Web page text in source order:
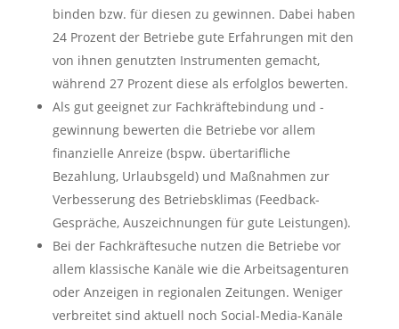
binden bzw. für diesen zu gewinnen. Dabei haben
24 Prozent der Betriebe gute Erfahrungen mit den
von ihnen genutzten Instrumenten gemacht,
während 27 Prozent diese als erfolglos bewerten.
Als gut geeignet zur Fachkräftebindung und -
gewinnung bewerten die Betriebe vor allem
finanzielle Anreize (bspw. übertarifliche
Bezahlung, Urlaubsgeld) und Maßnahmen zur
Verbesserung des Betriebsklimas (Feedback-
Gespräche, Auszeichnungen für gute Leistungen).
Bei der Fachkräftesuche nutzen die Betriebe vor
allem klassische Kanäle wie die Arbeitsagenturen
oder Anzeigen in regionalen Zeitungen. Weniger
verbreitet sind aktuell noch Social-Media-Kanäle